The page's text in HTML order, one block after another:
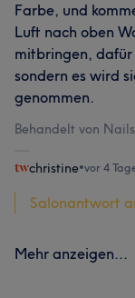
Farbe, und
Luft nach oben
mitbringen,
sondern es wird
genommen.
Behandelt von
christine•vor 4
Salonantwort
Mehr anzeigen...